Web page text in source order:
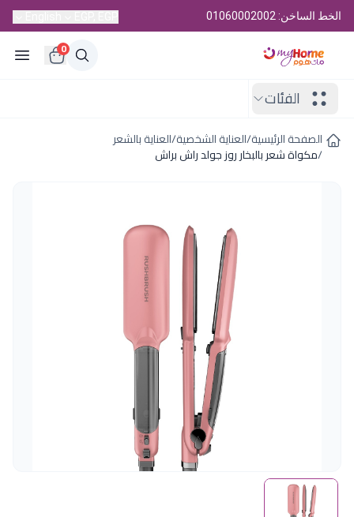
الخط الساخن: 01060002002
0
الفئات
الصفحة الرئيسية/العناية الشخصية/العناية بالشعر
/مكواة شعر بالبخار روز جولد راش براش